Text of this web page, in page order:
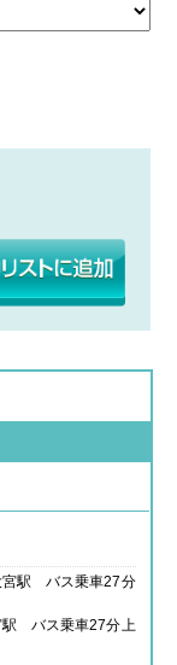
駅 バス乗車27分
バス乗車27分上